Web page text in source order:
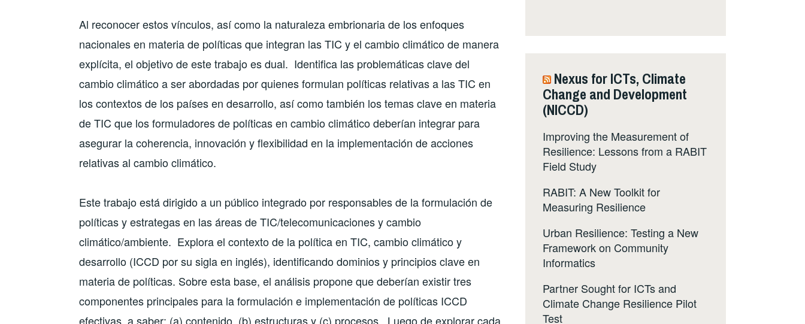
Al reconocer estos vínculos, así como la naturaleza embrionaria de los enfoques
nacionales en materia de políticas que integran las TIC y el cambio climático de manera
explícita, el objetivo de este trabajo es dual. Identifica las problemáticas clave del
cambio climático a ser abordadas por quienes formulan políticas relativas a las TIC en
los contextos de los países en desarrollo, así como también los temas clave en materia
de TIC que los formuladores de políticas en cambio climático deberían integrar para
asegurar la coherencia, innovación y flexibilidad en la implementación de acciones
relativas al cambio climático.
Este trabajo está dirigido a un público integrado por responsables de la formulación de
políticas y estrategas en las áreas de TIC/telecomunicaciones y cambio
climático/ambiente. Explora el contexto de la política en TIC, cambio climático y
desarrollo (ICCD por su sigla en inglés), identificando dominios y principios clave en
materia de políticas. Sobre esta base, el análisis propone que deberían existir tres
componentes principales para la formulación e implementación de políticas ICCD
efectivas, a saber: (a) contenido, (b) estructuras y (c) procesos. Luego de explorar cada
Nexus for ICTs, Climate
Change and Development
(NICCD)
Improving the Measurement of
Resilience: Lessons from a RABIT
Field Study
RABIT: A New Toolkit for
Measuring Resilience
Urban Resilience: Testing a New
Framework on Community
Informatics
Partner Sought for ICTs and
Climate Change Resilience Pilot
Test